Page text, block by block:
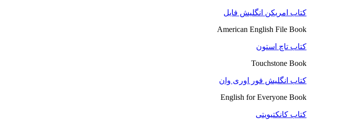
کتاب امریکن انگلیش فایل
American English File Book
کتاب تاچ استون
Touchstone Book
کتاب انگلیش فور اوری وان
English for Everyone Book
کتاب کانکتیویتی